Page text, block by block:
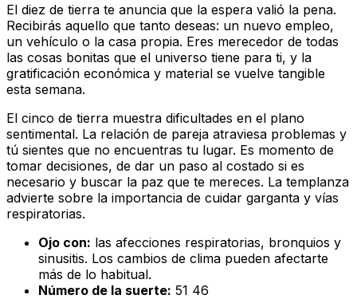
El diez de tierra te anuncia que la espera valió la pena.
Recibirás aquello que tanto deseas: un nuevo empleo,
un vehículo o la casa propia. Eres merecedor de todas
las cosas bonitas que el universo tiene para ti, y la
gratificación económica y material se vuelve tangible
esta semana.
El cinco de tierra muestra dificultades en el plano
sentimental. La relación de pareja atraviesa problemas y
tú sientes que no encuentras tu lugar. Es momento de
tomar decisiones, de dar un paso al costado si es
necesario y buscar la paz que te mereces. La templanza
advierte sobre la importancia de cuidar garganta y vías
respiratorias.
Ojo con: las afecciones respiratorias, bronquios y
sinusitis. Los cambios de clima pueden afectarte
más de lo habitual.
Número de la suerte: 51 46